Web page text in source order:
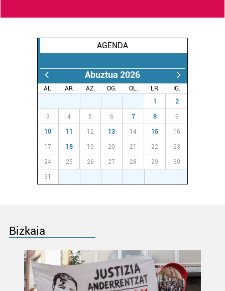
AGENDA
Abuztua 2026
AL. AR. AZ. OG. OL. LR.
IG.
1 2
3 4 5 6 7 8 9
10 11 12 13 14 15 16
17 18 19 20 21 22 23
24 25 26 27 28 29 30
31
Bizkaia